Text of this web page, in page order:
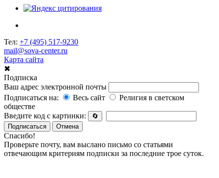
Тел: +7 (495) 517-9230
mail@sova-center.ru
Карта сайта
✖
Подписка
Ваш адрес электронной почты
Подписаться на:
Весь сайт
Религия в светском
обществе
Введите код с картинки:
🔄
Подписаться
Отмена
Спасибо!
Проверьте почту, вам выслано письмо со статьями
отвечающим критериям подписки за последние трое суток.